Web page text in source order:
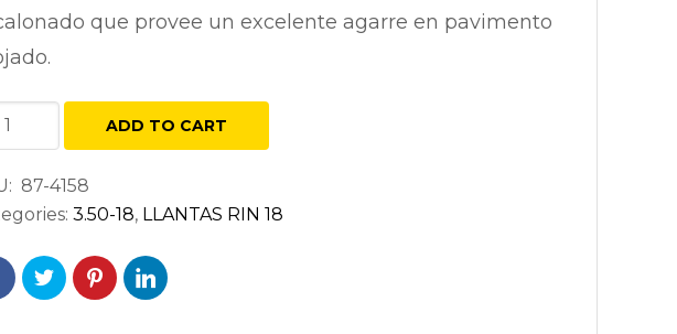
que provee un excelente agarre en pavimento
ADD TO CART
87-4158
3.50-18, LLANTAS RIN 18